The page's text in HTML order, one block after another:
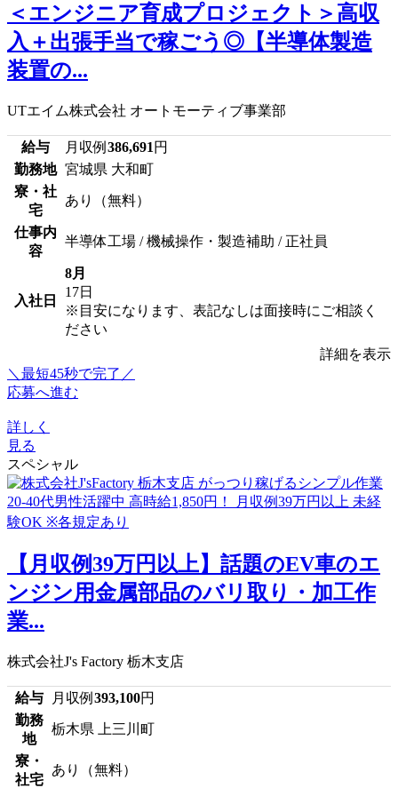
＜エンジニア育成プロジェクト＞高収
入＋出張手当で稼ごう◎【半導体製造
装置の...
UTエイム株式会社 オートモーティブ事業部
給与 月収例 386,691 円
勤務地 宮城県 大和町
寮・社
宅
あり（無料）
仕事内
容
半導体工場 / 機械操作・製造補助 / 正社員
入社日
8月
17日
※目安になります、表記なしは面接時にご相談く
ださい
詳細を表示
＼最短45秒で完了／
応募へ進む
詳しく
見る
スペシャル
【月収例39万円以上】話題のEV車のエ
ンジン用金属部品のバリ取り・加工作
業...
株式会社J's Factory 栃木支店
給与 月収例 393,100円
勤務
地
栃木県 上三川町
寮・
社宅
あり（無料）